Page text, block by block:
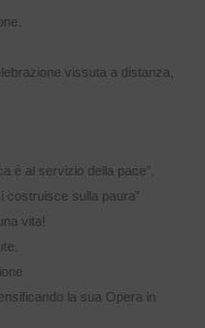
vissuta a distanza,
è al servizio della pace”.
costruisce sulla paura”
vita!
la sua Opera in